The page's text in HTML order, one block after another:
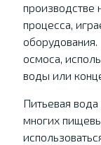
производстве
процесса,
осмоса,
воды или
Питьевая
многих